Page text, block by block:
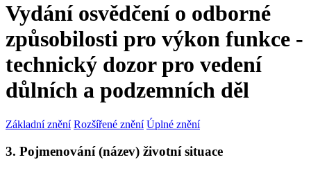
Vydání osvědčení o odborné
způsobilosti pro výkon funkce -
technický dozor pro vedení
důlních a podzemních děl
Základní znění Rozšířené znění Úplné znění
3. Pojmenování (název) životní situace